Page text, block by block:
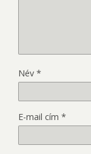
Név *
E-mail cím *